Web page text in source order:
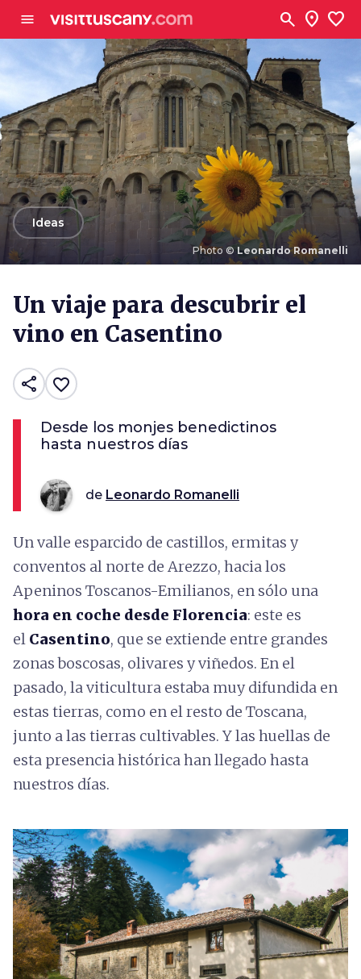
menu search location_on favorite
Photo © Leonardo Romanelli
arrow_backIdeas
Un viaje para descubrir el
vino en Casentino
share favorite_border
Desde los monjes benedictinos
hasta nuestros días
de Leonardo Romanelli
Un valle esparcido de castillos, ermitas y
conventos al norte de Arezzo, hacia los
Apeninos Toscanos-Emilianos, en sólo una
hora en coche desde Florencia: este es
el Casentino, que se extiende entre grandes
zonas boscosas, olivares y viñedos. En el
pasado, la viticultura estaba muy difundida en
estas tierras, como en el resto de Toscana,
junto a las tierras cultivables. Y las huellas de
esta presencia histórica han llegado hasta
nuestros días.